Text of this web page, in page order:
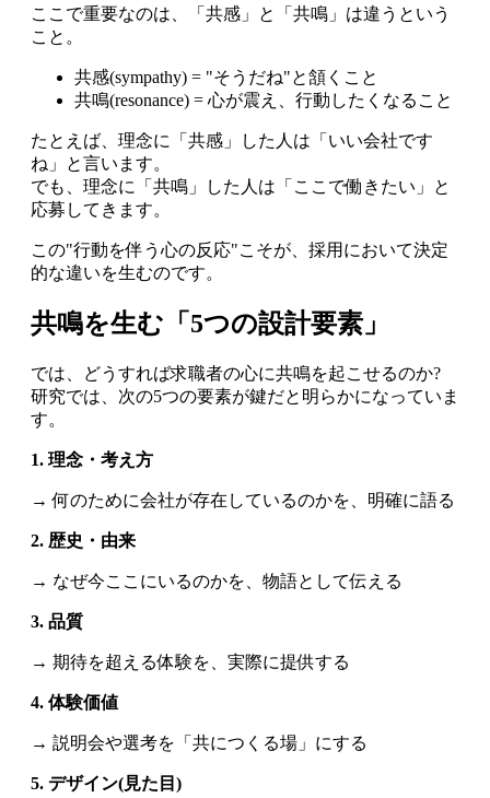
ここで重要なのは、「共感」と「共鳴」は違うという
こと。
共感(sympathy) = "そうだね"と頷くこと
共鳴(resonance) = 心が震え、行動したくなること
たとえば、理念に「共感」した人は「いい会社です
ね」と言います。
でも、理念に「共鳴」した人は「ここで働きたい」と
応募してきます。
この"行動を伴う心の反応"こそが、採用において決定
的な違いを生むのです。
共鳴を生む「5つの設計要素」
では、どうすれば求職者の心に共鳴を起こせるのか?
研究では、次の5つの要素が鍵だと明らかになっていま
す。
1. 理念・考え方
→ 何のために会社が存在しているのかを、明確に語る
2. 歴史・由来
→ なぜ今ここにいるのかを、物語として伝える
3. 品質
→ 期待を超える体験を、実際に提供する
4. 体験価値
→ 説明会や選考を「共につくる場」にする
5. デザイン(見た目)